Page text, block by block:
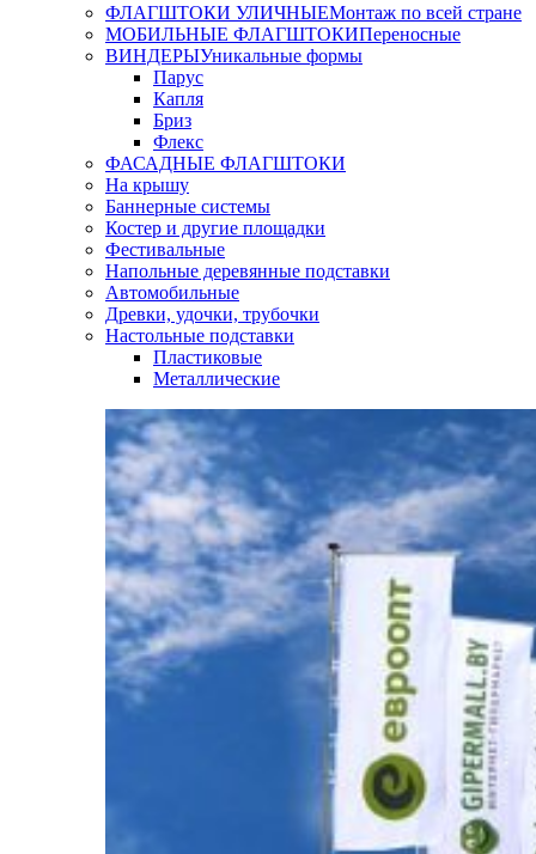
ФЛАГШТОКИ УЛИЧНЫЕМонтаж по всей стране
МОБИЛЬНЫЕ ФЛАГШТОКИПереносные
ВИНДЕРЫУникальные формы
Парус
Капля
Бриз
Флекс
ФАСАДНЫЕ ФЛАГШТОКИ
На крышу
Баннерные системы
Костер и другие площадки
Фестивальные
Напольные деревянные подставки
Автомобильные
Древки, удочки, трубочки
Настольные подставки
Пластиковые
Металлические